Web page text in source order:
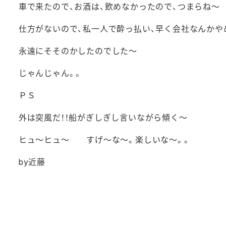
車で来たので、お酒は、飲めなかったので、つまらね～
仕方がないので、私一人で酔っ払い、早く会社なんか
永遠にそそのかしたのでした～
じゃんじゃん。。
ＰＳ
外は突風だ！！船がぎしぎし言いながら傾く～
ヒュ～ヒュ～ すげ～な～。楽しいな～。。
by近藤